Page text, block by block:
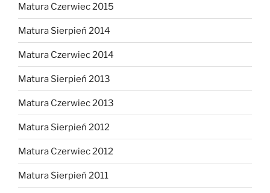
Matura Czerwiec 2015
Matura Sierpień 2014
Matura Czerwiec 2014
Matura Sierpień 2013
Matura Czerwiec 2013
Matura Sierpień 2012
Matura Czerwiec 2012
Matura Sierpień 2011